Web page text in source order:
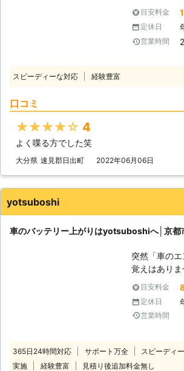
もできないので八方塞がり
様の元へすぐに駆けつ
話をいただ
す。弊社は
けられるようになったのです
目安料金
定休日
営業時間
スピーディーな対応 経験豊富
口コミ
★★★★★ 4
よく喋る方でした笑
大分県 速見郡日出町 2022年06月06日
yotsuboshi
車のバッテリー上がりはyotsuboshiへ│京都
突然「車の
覚えはありませんか？ ・エアコンやライトな
後にバッテ
かった このようなときは車のバッテリー上がりが原因かもしれません。そ
んなときはyotsuboshiにお
のバッテリ
は24時間対
よう」「早
目安料金
定休日
営業時間
365日24時間対応 サポート万全 スピーディ
実施
経験豊富 見積り後追加料金無し